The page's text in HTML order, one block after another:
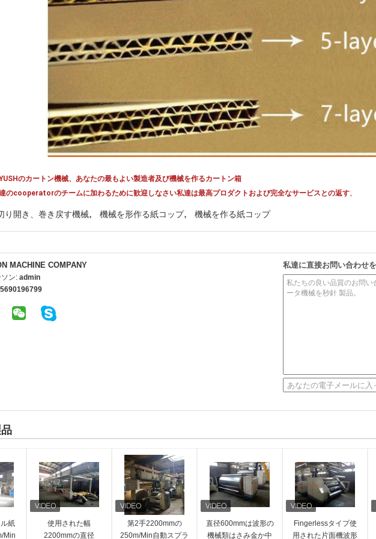
のカートン機械、あなたの最もよい製造者及び機械を作るカートン箱
のcooperatorのチームに加わるために歓迎しなさい私達は最高プロダクトおよび完全なサービスとの返す。
り開き、巻き戻す機械, 機械を形作る紙コップ, 機械を作る紙コップ
MACHINE COMPANY
ン: admin
私達に直接お問い合わせ
紙
Min
使用された幅
2200mmの直径
第2手2200mmの
250m/Min自動スプラ
直径600mmは波形の
機械類はさみ金か中
Fingerlessタイプ使
用された片面機波形